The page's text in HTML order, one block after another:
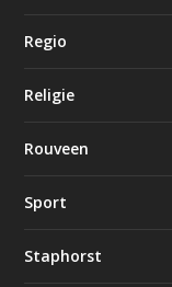
Regio
Religie
Rouveen
Sport
Staphorst